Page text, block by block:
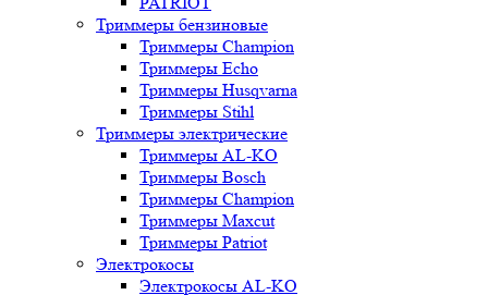
Триммеры бензиновые
Триммеры Champion
Триммеры Echo
Триммеры Husqvarna
Триммеры Stihl
Триммеры электрические
Триммеры AL-KO
Триммеры Bosch
Триммеры Champion
Триммеры Maxcut
Триммеры Patriot
Электрокосы
Электрокосы AL-KO